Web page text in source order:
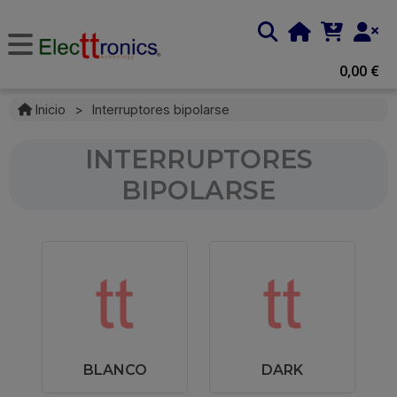
0,00 €
Inicio > Interruptores bipolarse
INTERRUPTORES
BIPOLARSE
BLANCO DARK